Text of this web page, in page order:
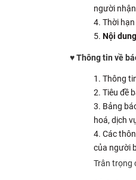
người
Thời
Nội
♥ Thông tin về
Thông
Tiêu đề
Bảng
hoá, dịch
Các
của người
Trân trọng